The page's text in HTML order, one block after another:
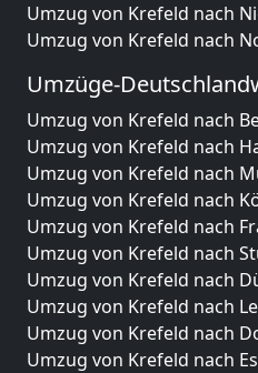
Umzug von Krefeld nach
Umzug von Krefeld nach
Umzüge-
Umzug von Krefeld nach
Umzug von Krefeld nach
Umzug von Krefeld nach
Umzug von Krefeld nach
Umzug von Krefeld nach
Umzug von Krefeld nach
Umzug von Krefeld nach
Umzug von Krefeld nach
Umzug von Krefeld nach
Umzug von Krefeld nach